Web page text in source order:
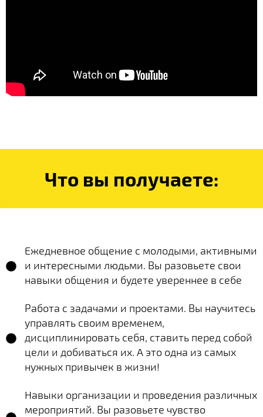
Что вы получаете:
Ежедневное общение с молодыми, активными
и интересными людьми. Вы разовьете свои
навыки общения и будете увереннее в себе
Работа с задачами и проектами. Вы научитесь
управлять своим временем,
дисциплинировать себя, ставить перед собой
цели и добиваться их. А это одна из самых
нужных привычек в жизни!
Навыки организации и проведения различных
мероприятий. Вы разовьете чувство